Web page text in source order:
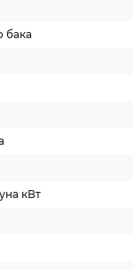
бака
кВт